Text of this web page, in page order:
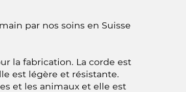
par nos soins en Suisse
la fabrication. La corde est
est légère et résistante.
et les animaux et elle est